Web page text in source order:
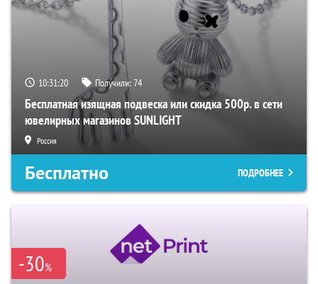
10:31:19 Получили:74
Бесплатная изящная подвеска или скидка 500р. в сети
ювелирных магазинов SUNLIGHT
Россия
Бесплатно ПОДРОБНЕЕ
-30%